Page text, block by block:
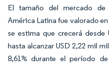
El tamaño del mercado
América Latina fue valorado
se estima que crecerá desde
hasta alcanzar USD 2,22 mil
8,61% durante el período